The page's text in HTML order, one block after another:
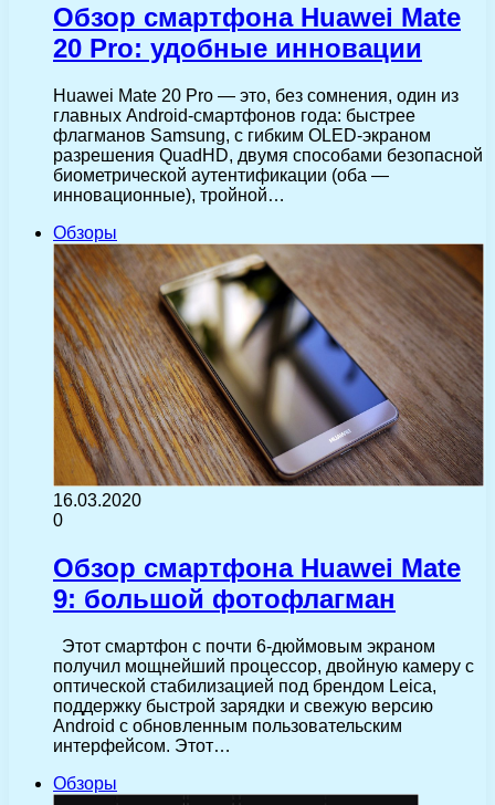
Обзор смартфона Huawei Mate
20 Pro: удобные инновации
Huawei Mate 20 Pro — это, без сомнения, один из
главных Android-смартфонов года: быстрее
флагманов Samsung, с гибким OLED-экраном
разрешения QuadHD, двумя способами безопасной
биометрической аутентификации (оба —
инновационные), тройной…
Обзоры
16.03.2020
0
Обзор смартфона Huawei Mate
9: большой фотофлагман
Этот смартфон с почти 6-дюймовым экраном
получил мощнейший процессор, двойную камеру с
оптической стабилизацией под брендом Leica,
поддержку быстрой зарядки и свежую версию
Android c обновленным пользовательским
интерфейсом. Этот…
Обзоры